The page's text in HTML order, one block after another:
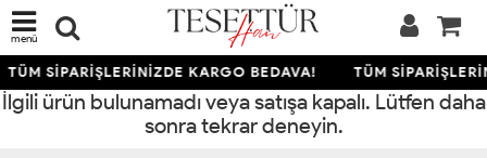
menü
TÜM SİPARİŞLERİNİZDE KARGO BEDAVA! TÜM
İlgili ürün bulunamadı veya satışa kapalı. Lütfen daha
sonra tekrar deneyin.